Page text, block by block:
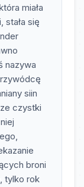
miała
stała się
nazywa
siin
czystki
broni
tylko rok